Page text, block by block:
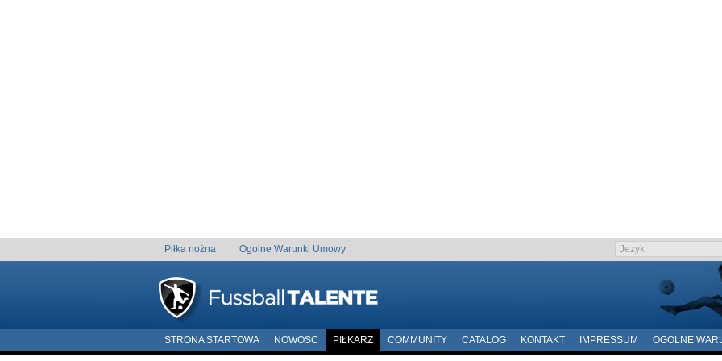
Piłka nożna Ogolne Warunki Umowy
STRONA STARTOWA NOWOSC PIŁKARZ COMMUNITY CATALOG KONTAKT IMPRESSUM OGOLNE